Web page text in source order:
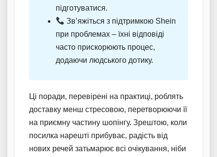
підготуватися.
Зв’яжіться з підтримкою Shein
при проблемах – їхні відповіді
часто прискорюють процес,
додаючи людського дотику.
Ці поради, перевірені на практиці, роблять
доставку менш стресовою, перетворюючи її
на приємну частину шопінгу. Зрештою, коли
посилка нарешті прибуває, радість від
нових речей затьмарює всі очікування, ніби